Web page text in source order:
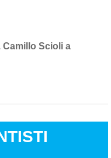
Scioli a